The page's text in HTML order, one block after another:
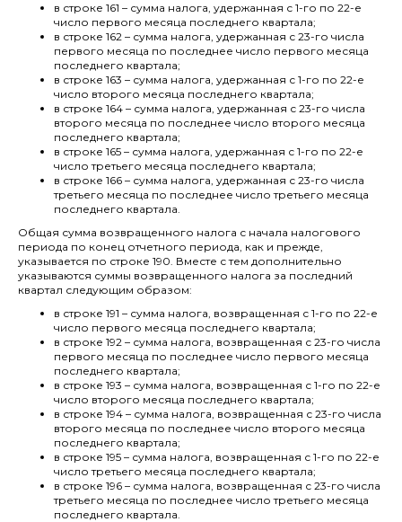
в строке 161 – сумма налога, удержанная с 1-го по 22-е
число первого месяца последнего квартала;
в строке 162 – сумма налога, удержанная с 23-го числа
первого месяца по последнее число первого месяца
последнего квартала;
в строке 163 – сумма налога, удержанная с 1-го по 22-е
число второго месяца последнего квартала;
в строке 164 – сумма налога, удержанная с 23-го числа
второго месяца по последнее число второго месяца
последнего квартала;
в строке 165 – сумма налога, удержанная с 1-го по 22-е
число третьего месяца последнего квартала;
в строке 166 – сумма налога, удержанная с 23-го числа
третьего месяца по последнее число третьего месяца
последнего квартала.
Общая сумма возвращенного налога с начала налогового
периода по конец отчетного периода, как и прежде,
указывается по строке 190. Вместе с тем дополнительно
указываются суммы возвращенного налога за последний
квартал следующим образом:
в строке 191 – сумма налога, возвращенная с 1-го по 22-е
число первого месяца последнего квартала;
в строке 192 – сумма налога, возвращенная с 23-го числа
первого месяца по последнее число первого месяца
последнего квартала;
в строке 193 – сумма налога, возвращенная с 1-го по 22-е
число второго месяца последнего квартала;
в строке 194 – сумма налога, возвращенная с 23-го числа
второго месяца по последнее число второго месяца
последнего квартала;
в строке 195 – сумма налога, возвращенная с 1-го по 22-е
число третьего месяца последнего квартала;
в строке 196 – сумма налога, возвращенная с 23-го числа
третьего месяца по последнее число третьего месяца
последнего квартала.